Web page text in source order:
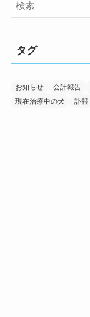
タグ
お知らせ 会計報告
現在治療中の犬
訃報